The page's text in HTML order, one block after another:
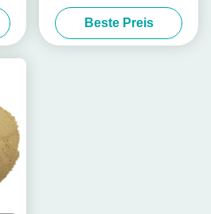
agrochemischer hoher
Reinheitsgrad
Beste Preis